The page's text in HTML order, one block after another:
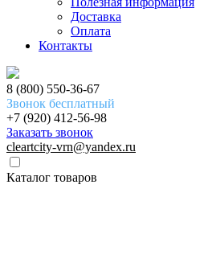
Доставка
Оплата
Контакты
8 (800) 550-36-67
Звонок бесплатный
+7 (920) 412-56-98
Заказать звонок
cleartcity-vrn@yandex.ru
Каталог товаров